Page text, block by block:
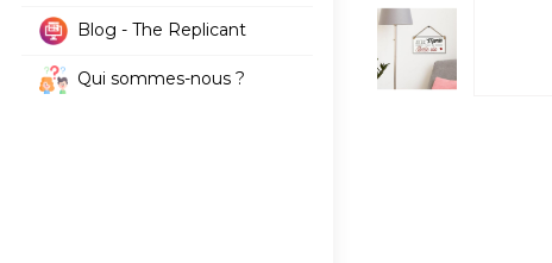
Blog - The Replicant
Qui sommes-nous ?